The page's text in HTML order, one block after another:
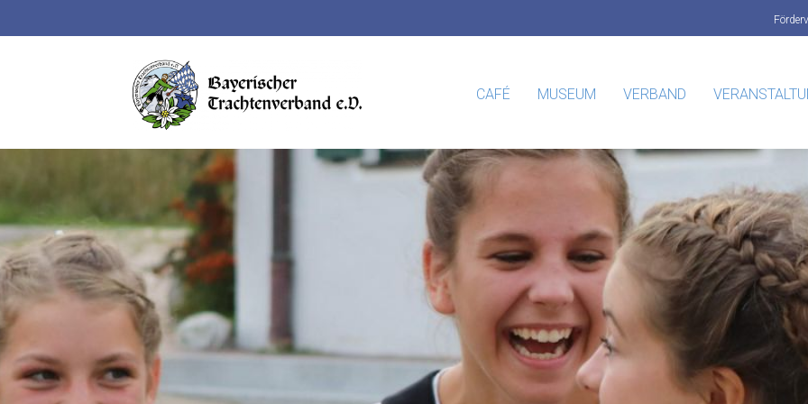
CAFÉ MUSEUM VERBAND